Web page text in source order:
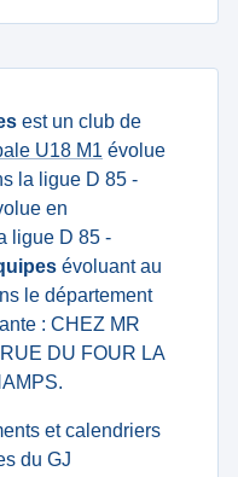
est un club de
U18 M1 évolue
la ligue D 85 -
en
ligue D 85 -
évoluant au
le département
: CHEZ MR
DU FOUR LA
et calendriers
du GJ